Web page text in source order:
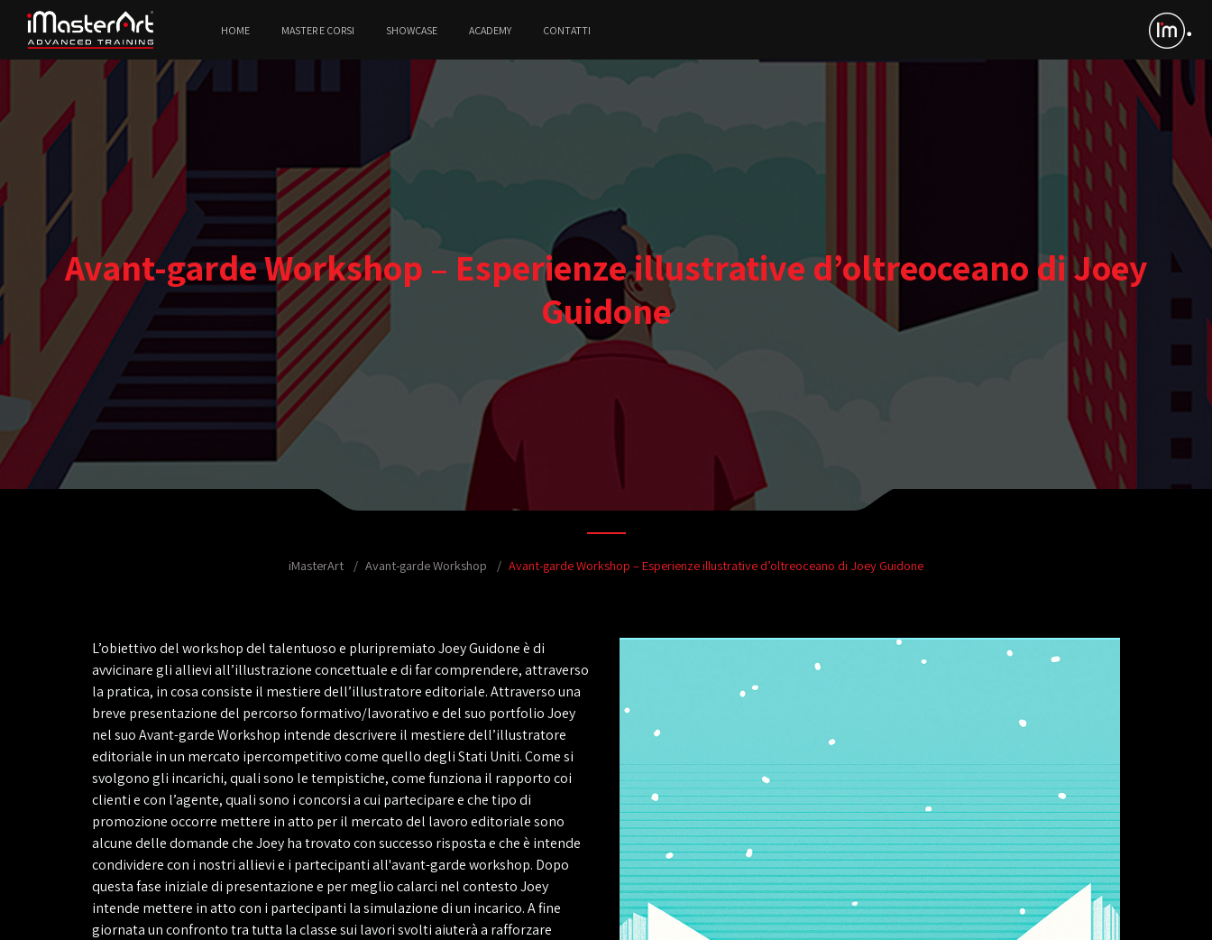
HOME MASTER E CORSI SHOWCASE ACADEMY CONTATTI
Avant-garde Workshop – Esperienze illustrative d’oltreoceano di Joey
Guidone
iMasterArt Avant-garde Workshop Avant-garde Workshop – Esperienze illustrative d’oltreoceano di Joey Guidone
L’obiettivo del workshop del talentuoso e pluripremiatoJoey Guidoneè di
avvicinare gli allievi all’illustrazione concettualee di far comprendere, attraverso
la pratica, in cosa consiste il mestiere dell’illustratore editoriale. Attraverso una
breve presentazione del percorso formativo/lavorativo e del suo portfolioJoey
nel suoAvant-garde Workshop intende descrivere il mestiere dell’illustratore
editoriale in un mercato ipercompetitivo come quello degli Stati Uniti. Come si
svolgono gli incarichi, quali sono letempistiche, come funziona il rapporto coi
clienti e con l’agente, quali sono i concorsi a cui parteciparee che tipo di
promozione occorre mettere in atto peril mercato del lavoro editorialesono
alcune delle domande che Joey ha trovato con successo risposta e che è intende
condividere con i nostri allievi e i partecipanti all'avant-garde workshop. Dopo
questa fase iniziale di presentazione e per meglio calarci nel contestoJoey
intende mettere in atto con i partecipanti la simulazione di un incarico. A fine
giornata un confronto tra tutta la classe sui lavori svolti aiuterà a rafforzare